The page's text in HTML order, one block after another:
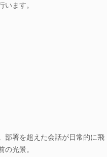
ます。
部署を超えた会話が日常的に飛
光景。